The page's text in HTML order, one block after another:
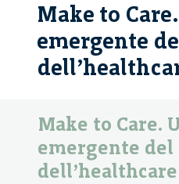
Make to
emergente
Make to Care.
emergente del